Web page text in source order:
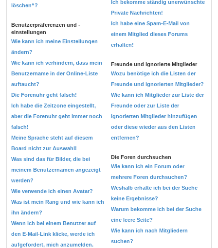
löschen“?
Benutzerpräferenzen und -
einstellungen
Wie kann ich meine Einstellungen
ändern?
Wie kann ich verhindern, dass mein
Benutzername in der Online-Liste
auftaucht?
Die Forenuhr geht falsch!
Ich habe die Zeitzone eingestellt,
aber die Forenuhr geht immer noch
falsch!
Meine Sprache steht auf diesem
Board nicht zur Auswahl!
Was sind das für Bilder, die bei
meinem Benutzernamen angezeigt
werden?
Wie verwende ich einen Avatar?
Was ist mein Rang und wie kann ich
ihn ändern?
Wenn ich bei einem Benutzer auf
den E-Mail-Link klicke, werde ich
aufgefordert, mich anzumelden.
Ich bekomme ständig unerwünschte
Private Nachrichten!
Ich habe eine Spam-E-Mail von
einem Mitglied dieses Forums
erhalten!
Freunde und ignorierte Mitglieder
Wozu benötige ich die Listen der
Freunde und ignorierten Mitglieder?
Wie kann ich Mitglieder zur Liste der
Freunde oder zur Liste der
ignorierten Mitglieder hinzufügen
oder diese wieder aus den Listen
entfernen?
Die Foren durchsuchen
Wie kann ich ein Forum oder
mehrere Foren durchsuchen?
Weshalb erhalte ich bei der Suche
keine Ergebnisse?
Warum bekomme ich bei der Suche
eine leere Seite?
Wie kann ich nach Mitgliedern
suchen?